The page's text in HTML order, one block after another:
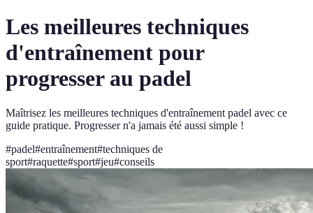
Les meilleures techniques
d'entraînement pour
progresser au padel
Maîtrisez les meilleures techniques d'entraînement padel avec ce
guide pratique. Progresser n'a jamais été aussi simple !
#padel#entraînement#techniques de
sport#raquette#sport#jeu#conseils